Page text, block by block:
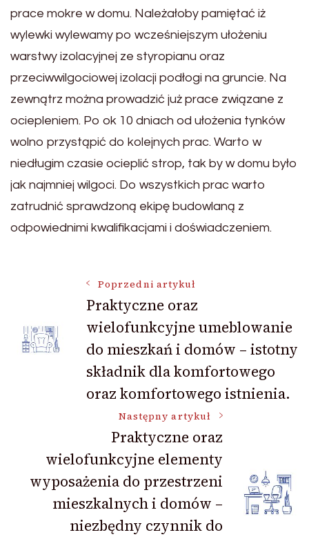
prace mokre w domu. Należałoby pamiętać iż
wylewki wylewamy po wcześniejszym ułożeniu
warstwy izolacyjnej ze styropianu oraz
przeciwwilgociowej izolacji podłogi na gruncie. Na
zewnątrz można prowadzić już prace związane z
ociepleniem. Po ok 10 dniach od ułożenia tynków
wolno przystąpić do kolejnych prac. Warto w
niedługim czasie ocieplić strop, tak by w domu było
jak najmniej wilgoci. Do wszystkich prac warto
zatrudnić sprawdzoną ekipę budowlaną z
odpowiednimi kwalifikacjami i doświadczeniem.
Nawigacja
wpisu
Poprzedni artykuł
Praktyczne oraz
wielofunkcyjne umeblowanie
do mieszkań i domów – istotny
składnik dla komfortowego
oraz komfortowego istnienia.
Następny artykuł
Praktyczne oraz
wielofunkcyjne elementy
wyposażenia do przestrzeni
mieszkalnych i domów –
niezbędny czynnik do